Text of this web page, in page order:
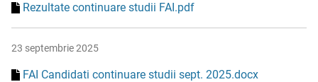
Rezultate continuare studii FAI.pdf
23 septembrie 2025
FAI Candidati continuare studii sept. 2025.docx